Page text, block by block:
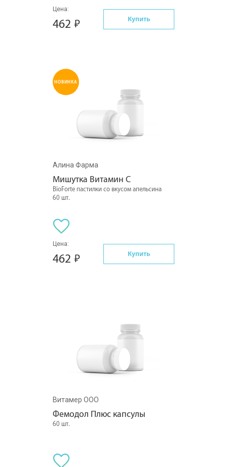
Цена:
462 Купить
НОВИНКА
Алина Фарма
Мишутка Витамин С
BioForte пастилки со вкусом апельсина
60 шт.
Цена:
462 Купить
Витамер ООО
Фемодол Плюс капсулы
60 шт.